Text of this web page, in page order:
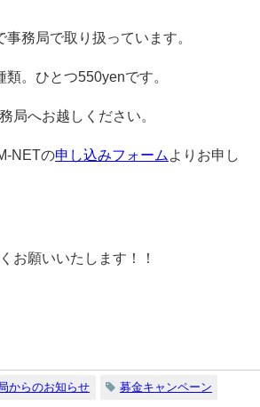
務局で取り扱っています。
。ひとつ550yenです。
局へお越しください。
NETの申し込みフォーム よりお申し
お願いいたします！！
からのお知らせ 募金キャンペーン